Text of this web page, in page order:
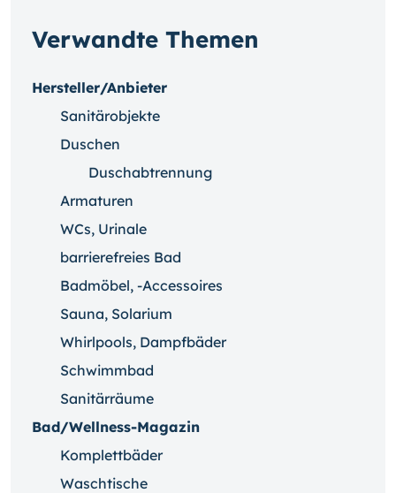
Verwandte Themen
Hersteller/Anbieter
Sanitärobjekte
Duschen
Duschabtrennung
Armaturen
WCs, Urinale
barrierefreies Bad
Badmöbel, -Accessoires
Sauna, Solarium
Whirlpools, Dampfbäder
Schwimmbad
Sanitärräume
Bad/Wellness-Magazin
Komplettbäder
Waschtische